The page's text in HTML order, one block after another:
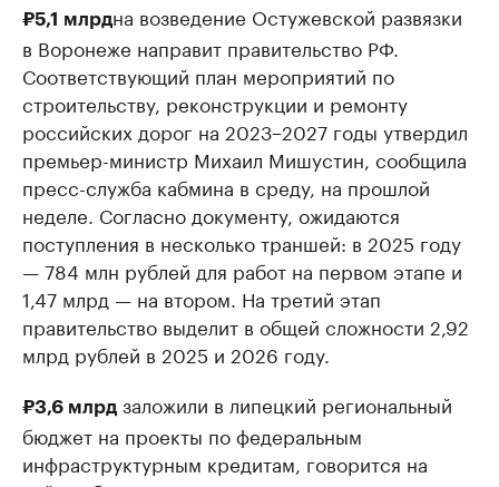
₽5,1 млрдна возведение Остужевской развязки
в Воронеже направит правительство РФ.
Соответствующий план мероприятий по
строительству, реконструкции и ремонту
российских дорог на 2023−2027 годы утвердил
премьер-министр Михаил Мишустин, сообщила
пресс-служба кабмина в среду, на прошлой
неделе. Согласно документу, ожидаются
поступления в несколько траншей: в 2025 году
— 784 млн рублей для работ на первом этапе и
1,47 млрд — на втором. На третий этап
правительство выделит в общей сложности 2,92
млрд рублей в 2025 и 2026 году.
₽3,6 млрд заложили в липецкий региональный
бюджет на проекты по федеральным
инфраструктурным кредитам, говорится на